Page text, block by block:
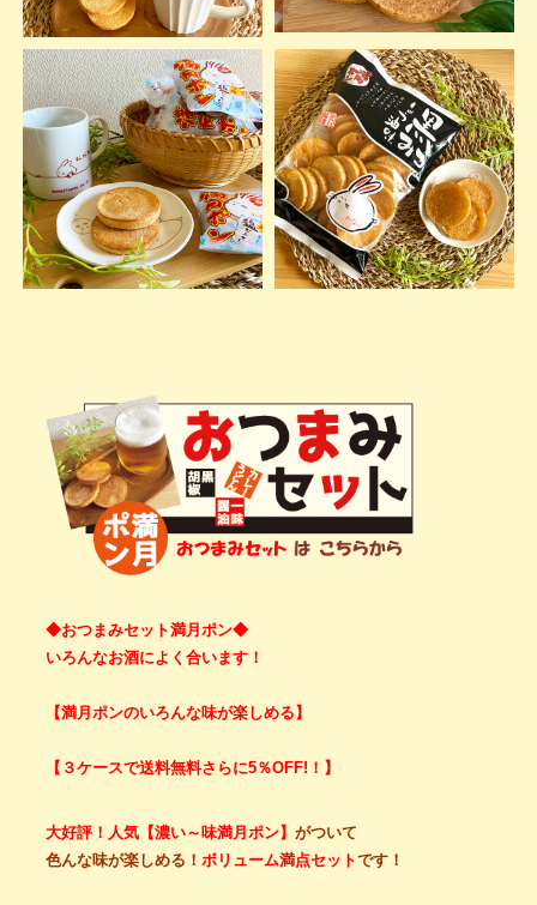
◆おつまみセット満月ポン◆
いろんなお酒によく合います！
【満月ポンのいろんな味が楽しめる】
【３ケースで送料無料さらに5％OFF!！】
大好評！人気【濃い～味満月ポン】 がついて
色んな味が楽しめる！ ボリューム満点セットです！